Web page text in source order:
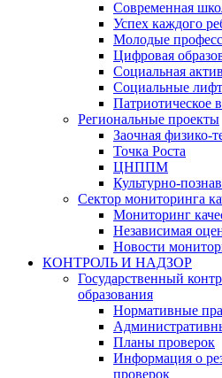
Современная
Успех каждого
Молодые
Цифровая
Социальная
Социальные
Патриотическое
Региональные проекты
Заочная
Точка Роста
ЦНППМ
Культурно-
Сектор мониторинга
Мониторинг
Независимая
Новости
КОНТРОЛЬ И НАДЗОР
Государственный
образования
Нормативные
Планы проверок
Информация о
проверок